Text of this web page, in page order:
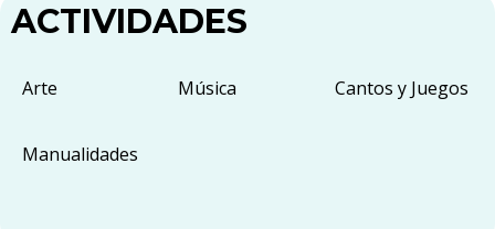
ACTIVIDADES
Arte Música Cantos y Juegos
Manualidades